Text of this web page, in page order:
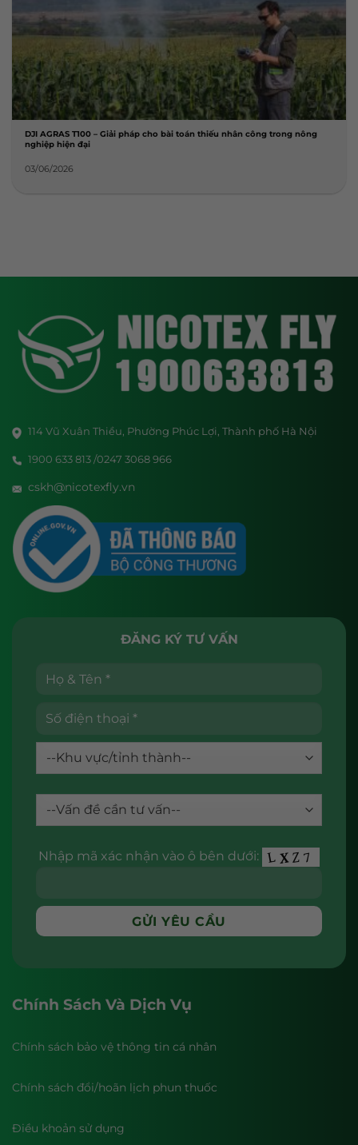
DJI AGRAS T100 – Giải pháp cho bài toán thiếu nhân công trong nông
nghiệp hiện đại
03/06/2026
114 Vũ Xuân Thiều, Phường Phúc Lợi, Thành phố Hà Nội
1900 633 813 /0247 3068 966
cskh@nicotexfly.vn
ĐĂNG KÝ TƯ VẤN
Nhập mã xác nhận vào ô bên dưới:
Chính Sách Và Dịch Vụ
Chính sách bảo vệ thông tin cá nhân
Chính sách đổi/hoãn lịch phun thuốc
Điều khoản sử dụng